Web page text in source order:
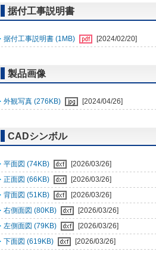
据付工事説明書
据付工事説明書 (1MB) [2024/02/20]
製品画像
外観写真 (276KB) [2024/04/26]
CADシンボル
平面図 (74KB)
[2026/03/26]
正面図 (66KB)
[2026/03/26]
背面図 (51KB)
[2026/03/26]
右側面図 (80KB)
[2026/03/26]
左側面図 (79KB)
[2026/03/26]
下面図 (619KB)
[2026/03/26]